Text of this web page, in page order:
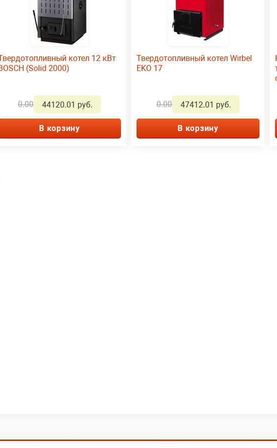
котел 12 кВт
(Solid 2000)
0.00 44120.01 руб.
В корзину
Твердотопливный котел Wirbel
EKO 17
0.00 47412.01 руб.
В корзину